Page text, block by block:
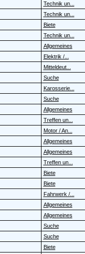
Technik un...
Technik un...
Biete
Technik un...
Allgemeines
Elektrik /...
Mitteldeut...
Suche
Karosserie...
Suche
Allgemeines
Treffen un...
Motor / An...
Allgemeines
Allgemeines
Treffen un...
Biete
Biete
Fahrwerk /...
Allgemeines
Allgemeines
Suche
Suche
Biete